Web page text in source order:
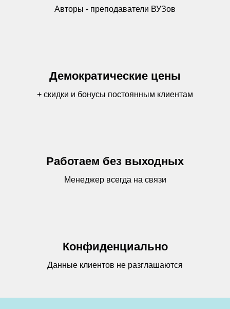
Авторы - преподаватели ВУЗов
Демократические цены
+ скидки и бонусы постоянным клиентам
Работаем без выходных
Менеджер всегда на связи
Конфиденциально
Данные клиентов не разглашаются